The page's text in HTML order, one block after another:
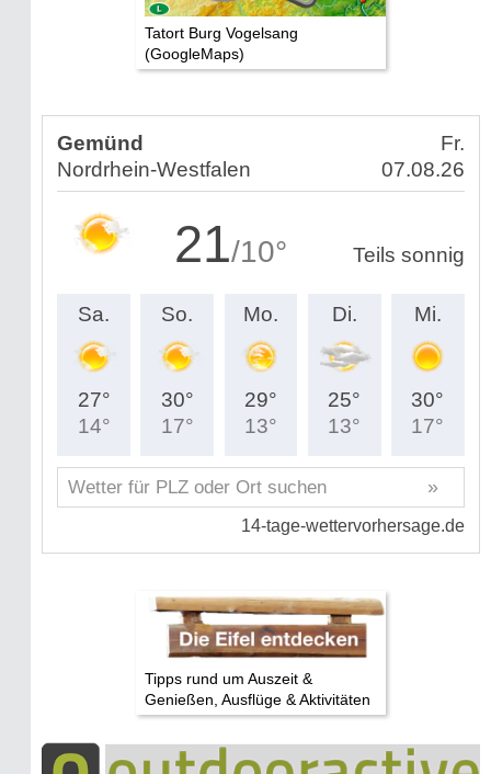
Tatort Burg Vogelsang
(GoogleMaps)
Tipps rund um Auszeit &
Genießen, Ausflüge & Aktivitäten